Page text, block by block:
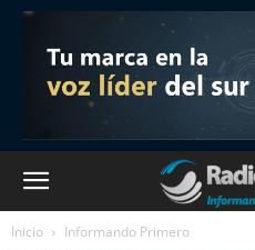
Inicio Informando Primero